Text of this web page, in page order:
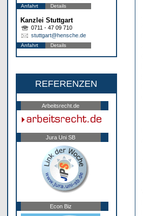
Anfahrt Details
Kanzlei Stuttgart
0711 - 47 09 710
stuttgart@hensche.de
Anfahrt Details
REFERENZEN
Arbeitsrecht.de
Jura Uni SB
Econ Biz